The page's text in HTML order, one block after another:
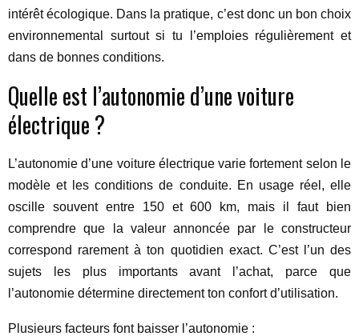
intérêt écologique. Dans la pratique, c’est donc un bon choix
environnemental surtout si tu l’emploies régulièrement et
dans de bonnes conditions.
Quelle est l’autonomie d’une voiture
électrique ?
L’autonomie d’une voiture électrique varie fortement selon le
modèle et les conditions de conduite. En usage réel, elle
oscille souvent entre 150 et 600 km, mais il faut bien
comprendre que la valeur annoncée par le constructeur
correspond rarement à ton quotidien exact. C’est l’un des
sujets les plus importants avant l’achat, parce que
l’autonomie détermine directement ton confort d’utilisation.
Plusieurs facteurs font baisser l’autonomie :